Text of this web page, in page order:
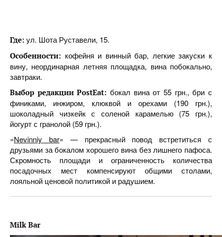
Где: ул. Шота Руставели, 15.
Особенности: кофейня и винный бар, легкие закуски к
вину, неординарная летняя площадка, вина побокально,
завтраки.
Выбор редакции PostEat: бокал вина от 55 грн., бри с
финиками, инжиром, клюквой и орехами (190 грн.),
шоколадный чизкейк с соленой карамелью (75 грн.),
йогурт с гранолой (59 грн.).
«Nevinniy bar» — прекрасный повод встретиться с
друзьями за бокалом хорошего вина без лишнего пафоса.
Скромность площади и ограниченность количества
посадочных мест компенсируют общими столами,
лояльной ценовой политикой и радушием.
Milk Bar